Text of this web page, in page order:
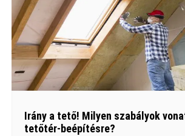
Irány a tető! Milyen szabályok
tetőtér-beépítésre?